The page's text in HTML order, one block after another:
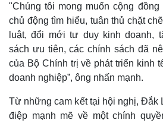
Vụ án
Tin nóng
Tư vấn luật
Vũ
Việt
"Chúng tôi mong muốn cộng
chủ động tìm hiểu, tuân thủ chặt
luật, đổi mới tư duy kinh doanh,
sách ưu tiên, các chính sách đã
của Bộ Chính trị về phát triển kinh
doanh nghiệp”, ông nhấn mạnh.
Từ những cam kết tại hội nghị, Đắk
điệp mạnh mẽ về một chính